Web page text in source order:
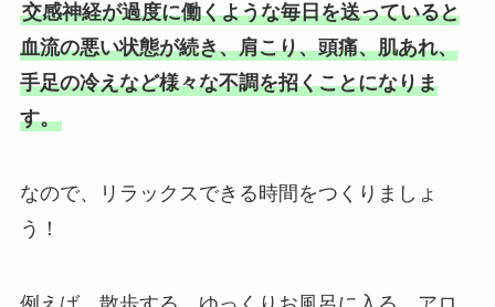
交感神経が過度に働くような毎日を送っていると
血流の悪い状態が続き、肩こり、頭痛、肌あれ、
手足の冷えなど様々な不調を招くことになりま
す。
なので、リラックスできる時間をつくりましょ
う！